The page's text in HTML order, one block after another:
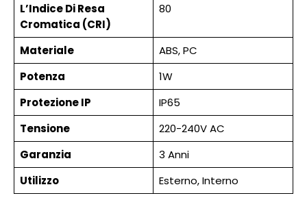
L’Indice Di Resa
Cromatica (CRI)
80
Materiale
ABS, PC
Potenza
1W
Protezione IP
IP65
Tensione
220-240V AC
Garanzia
3 Anni
Utilizzo
Esterno, Interno